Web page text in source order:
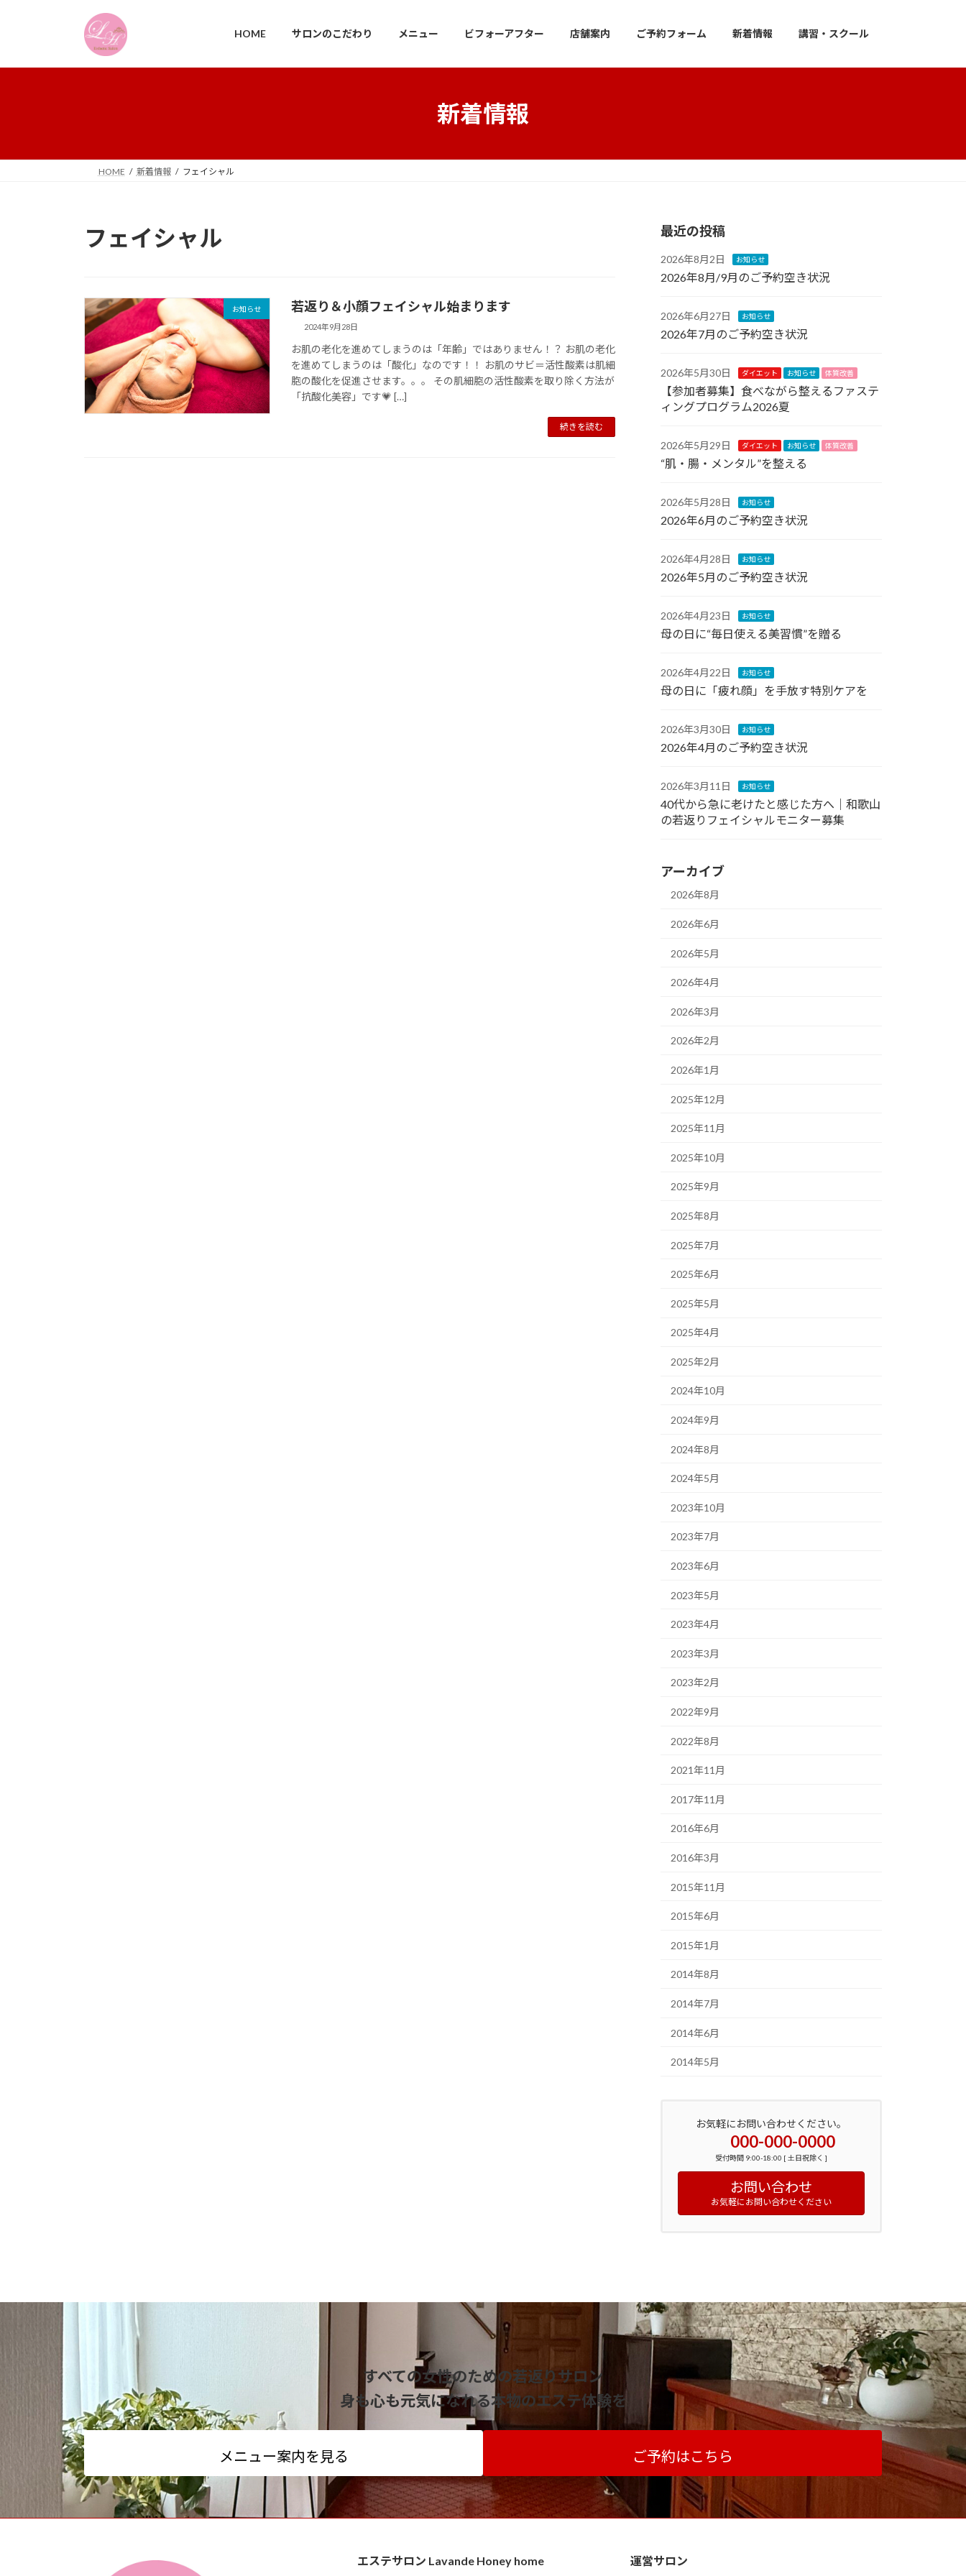
プ
動
HOME サロンのこだわり メニュー ビフォーアフター 店舗案内 ご予約フォーム 新着情報 講習・スクール
新着情報
HOME 新着情報 フェイシャル
フェイシャル
お知らせ 若返り＆小顔フェイシャル始まります
2024年9月28日
お肌の老化を進めてしまうのは「年齢」ではありません！？ お肌の老化
を進めてしまうのは「酸化」なのです！！ お肌のサビ＝活性酸素は肌細
胞の酸化を促進させます。。。 その肌細胞の活性酸素を取り除く方法が
「抗酸化美容」です💗 […]
続きを読む
最近の投稿
2026年8月2日 お知らせ
2026年8月/9月のご予約空き状況
2026年6月27日 お知らせ
2026年7月のご予約空き状況
2026年5月30日 ダイエット お知らせ 体質改善
【参加者募集】食べながら整えるファステ
ィングプログラム2026夏
2026年5月29日 ダイエット お知らせ 体質改善
“肌・腸・メンタル”を整える
2026年5月28日 お知らせ
2026年6月のご予約空き状況
2026年4月28日 お知らせ
2026年5月のご予約空き状況
2026年4月23日 お知らせ
母の日に“毎日使える美習慣”を贈る
2026年4月22日 お知らせ
母の日に「疲れ顔」を手放す特別ケアを
2026年3月30日 お知らせ
2026年4月のご予約空き状況
2026年3月11日 お知らせ
40代から急に老けたと感じた方へ｜和歌山
の若返りフェイシャルモニター募集
アーカイブ
2026年8月
2026年6月
2026年5月
2026年4月
2026年3月
2026年2月
2026年1月
2025年12月
2025年11月
2025年10月
2025年9月
2025年8月
2025年7月
2025年6月
2025年5月
2025年4月
2025年2月
2024年10月
2024年9月
2024年8月
2024年5月
2023年10月
2023年7月
2023年6月
2023年5月
2023年4月
2023年3月
2023年2月
2022年9月
2022年8月
2021年11月
2017年11月
2016年6月
2016年3月
2015年11月
2015年6月
2015年1月
2014年8月
2014年7月
2014年6月
2014年5月
お気軽にお問い合わせください。
000-000-0000
受付時間 9:00-18:00 [ 土日祝除く ]
お問い合わせ
お気軽にお問い合わせください
すべての女性のための若返りサロン
身も心も元気になれる本物のエステ体験を
メニュー案内を見る ご予約はこちら
エステサロン Lavande Honey home 運営サロン